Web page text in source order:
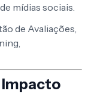
mídias sociais.
de Avaliações,
Impacto